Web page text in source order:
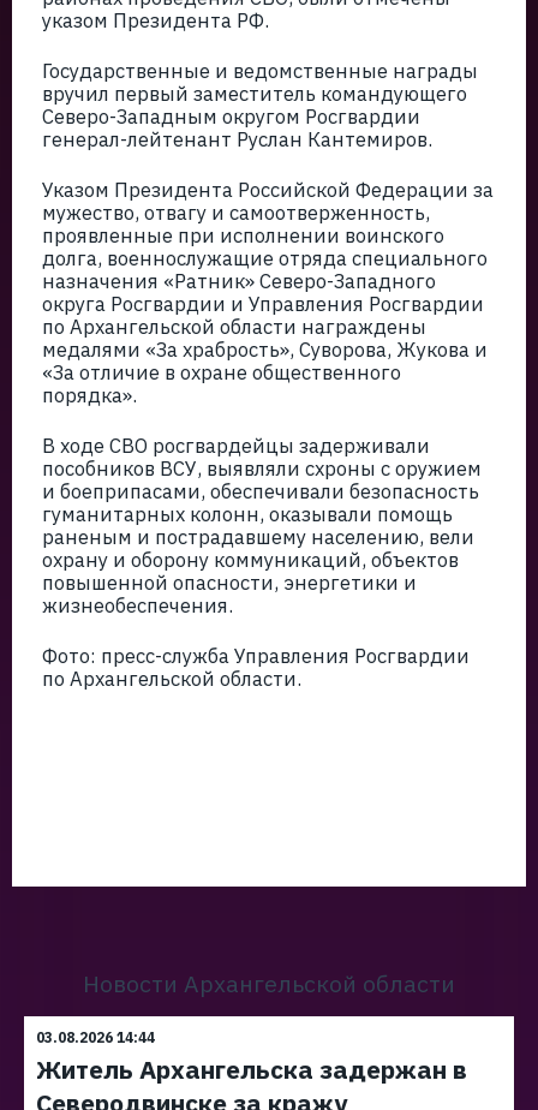
указом Президента РФ.
Государственные и ведомственные награды
вручил первый заместитель командующего
Северо-Западным округом Росгвардии
генерал-лейтенант Руслан Кантемиров.
Указом Президента Российской Федерации за
мужество, отвагу и самоотверженность,
проявленные при исполнении воинского
долга, военнослужащие отряда специального
назначения «Ратник» Северо-Западного
округа Росгвардии и Управления Росгвардии
по Архангельской области награждены
медалями «За храбрость», Суворова, Жукова и
«За отличие в охране общественного
порядка».
В ходе СВО росгвардейцы задерживали
пособников ВСУ, выявляли схроны с оружием
и боеприпасами, обеспечивали безопасность
гуманитарных колонн, оказывали помощь
раненым и пострадавшему населению, вели
охрану и оборону коммуникаций, объектов
повышенной опасности, энергетики и
жизнеобеспечения.
Фото: пресс-служба Управления Росгвардии
по Архангельской области.
Новости Архангельской области
03.08.2026 14:44
Житель Архангельска задержан в
Северодвинске за кражу